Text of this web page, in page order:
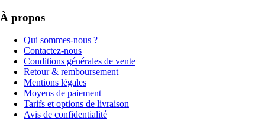
À propos
Qui sommes-nous ?
Contactez-nous
Conditions générales de vente
Retour & remboursement
Mentions légales
Moyens de paiement
Tarifs et options de livraison
Avis de confidentialité